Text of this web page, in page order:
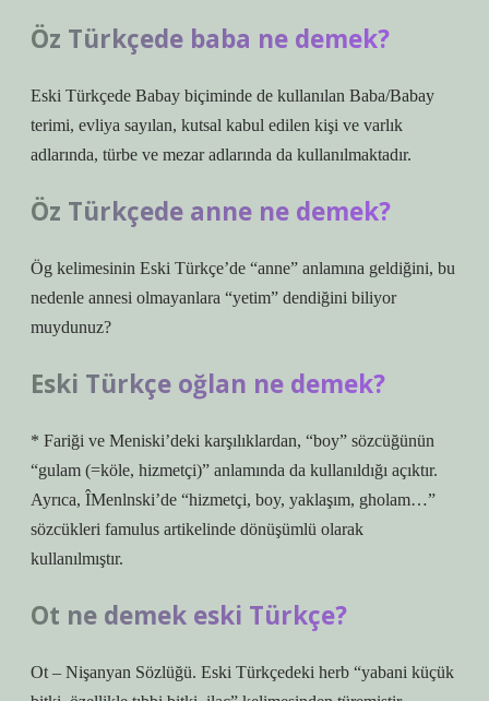
Öz Türkçede baba ne demek?
Eski Türkçede Babay biçiminde de kullanılan Baba/Babay
terimi, evliya sayılan, kutsal kabul edilen kişi ve varlık
adlarında, türbe ve mezar adlarında da kullanılmaktadır.
Öz Türkçede anne ne demek?
Ög kelimesinin Eski Türkçe’de “anne” anlamına geldiğini, bu
nedenle annesi olmayanlara “yetim” dendiğini biliyor
muydunuz?
Eski Türkçe oğlan ne demek?
* Fariği ve Meniski’deki karşılıklardan, “boy” sözcüğünün
“gulam (=köle, hizmetçi)” anlamında da kullanıldığı açıktır.
Ayrıca, ÎMenlnski’de “hizmetçi, boy, yaklaşım, gholam…”
sözcükleri famulus artikelinde dönüşümlü olarak
kullanılmıştır.
Ot ne demek eski Türkçe?
Ot – Nişanyan Sözlüğü. Eski Türkçedeki herb “yabani küçük